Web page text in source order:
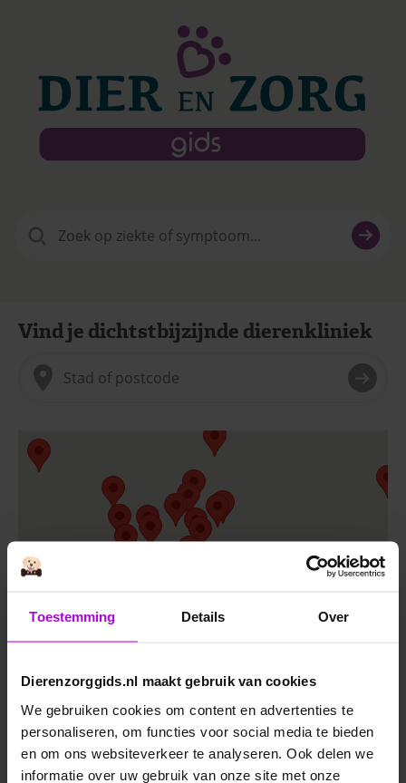
Toestemming Details Over
Dierenzorggids.nl maakt gebruik van cookies
We gebruiken cookies om content en advertenties te
personaliseren, om functies voor social media te bieden
en om ons websiteverkeer te analyseren. Ook delen we
informatie over uw gebruik van onze site met onze
naar:
Vind je dichtstbijzijnde dierenkliniek
DIERENKLINIEK AMSTERDAM -
LOCATIE FREDERIK
HENDRIKSTRAAT
Frederik Hendrikstraat 65, 1052 HL
Amsterdam